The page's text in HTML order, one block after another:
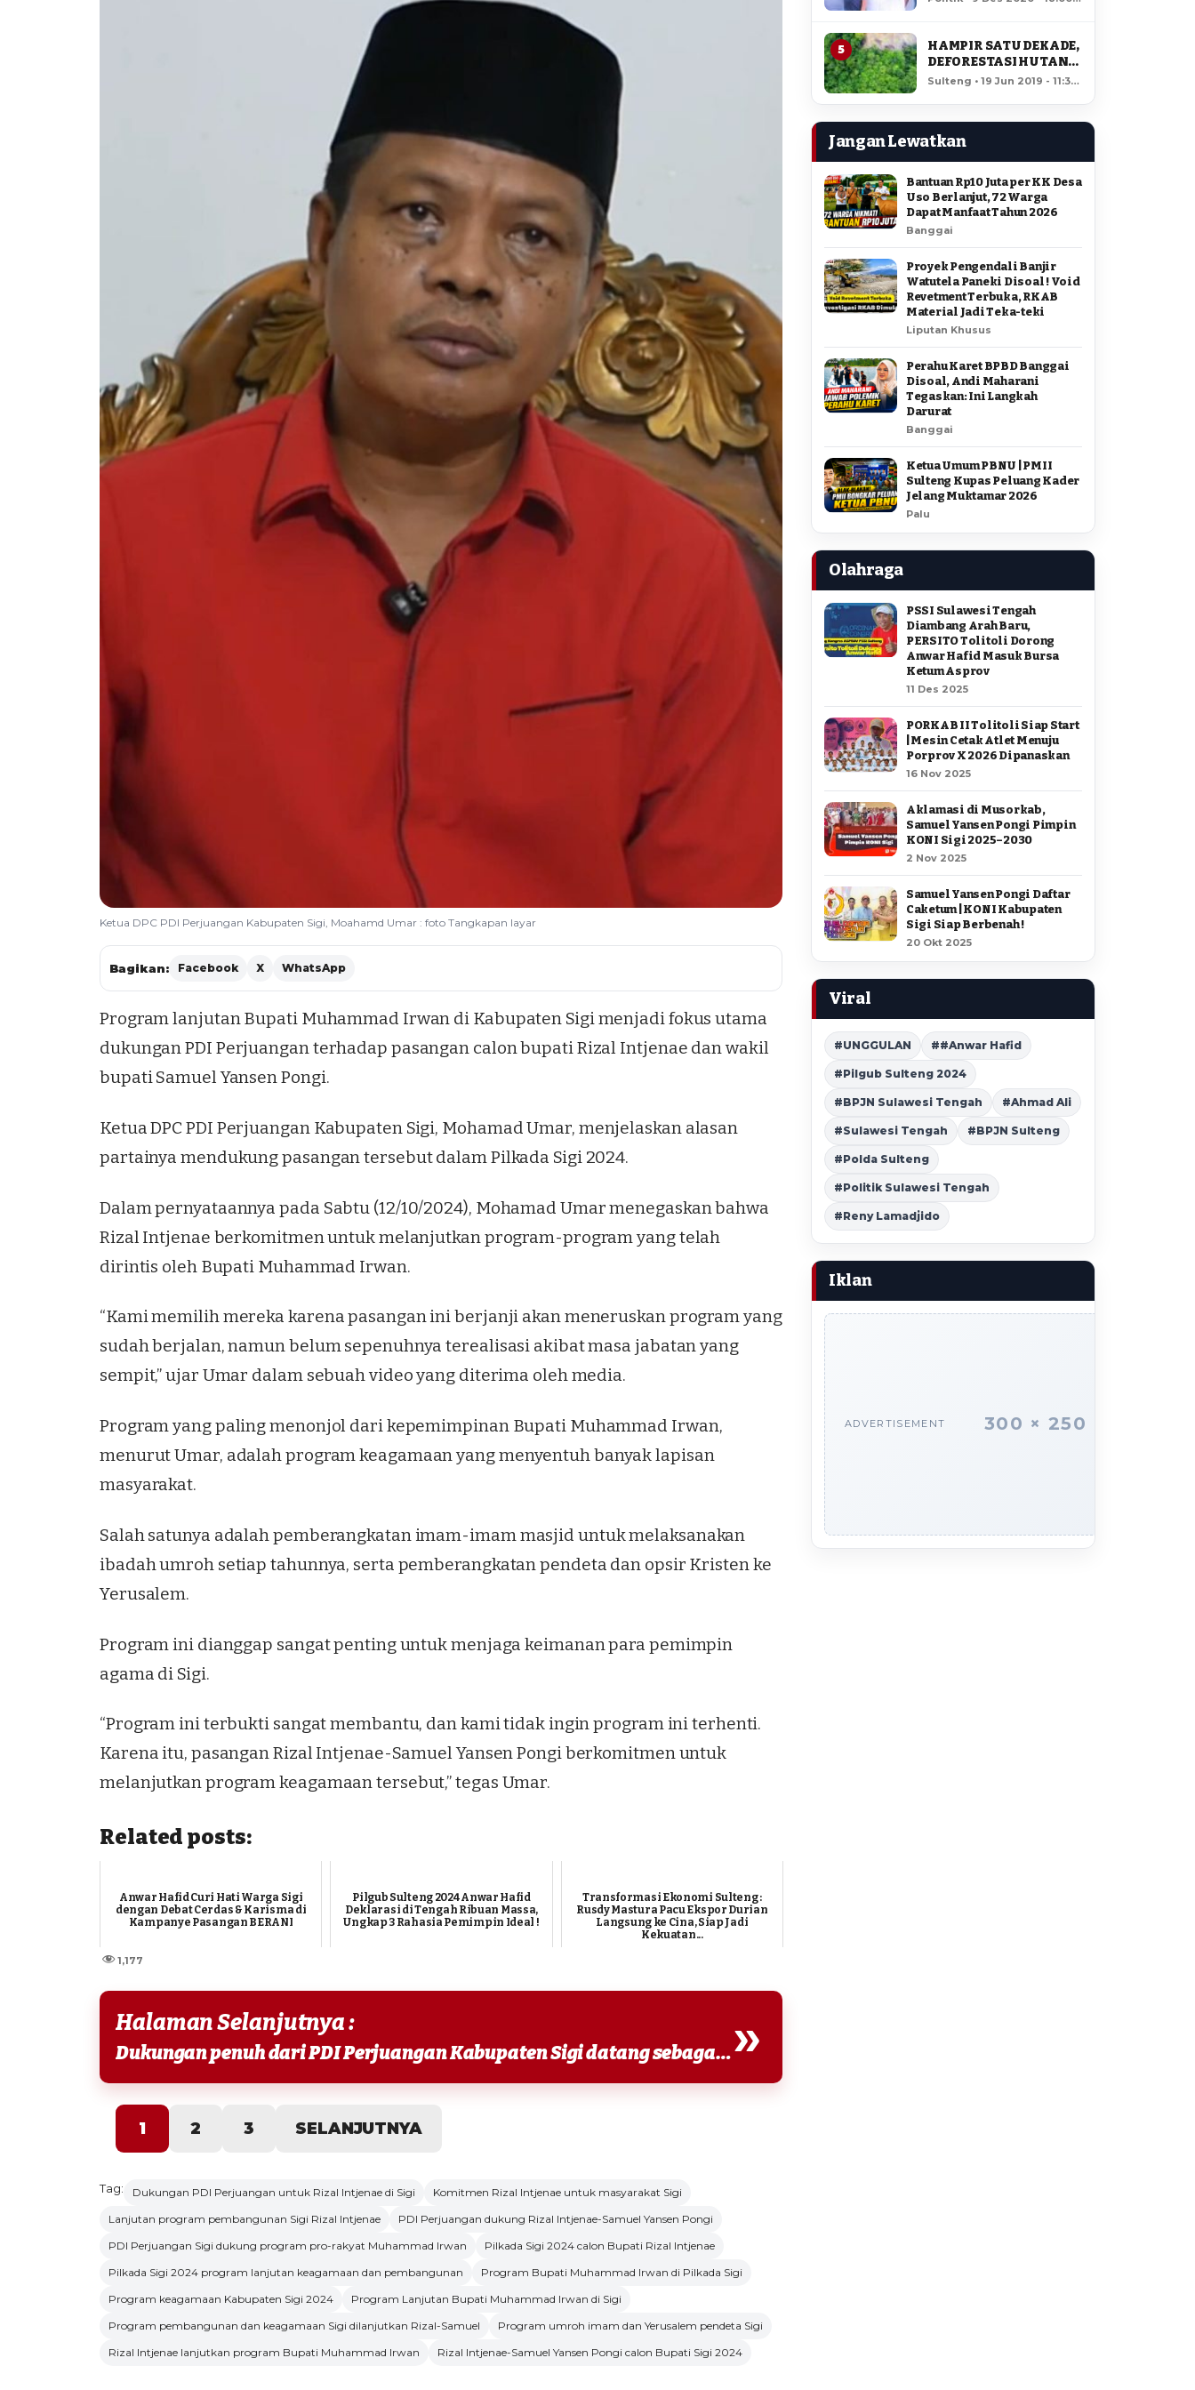
Ketua DPC PDI Perjuangan Kabupaten Sigi, Moahamd Umar : foto Tangkapan layar
Bagikan: Facebook X WhatsApp
Program lanjutan Bupati Muhammad Irwan di Kabupaten Sigi menjadi fokus utama
dukungan PDI Perjuangan terhadap pasangan calon bupati Rizal Intjenae dan wakil
bupati Samuel Yansen Pongi.
Ketua DPC PDI Perjuangan Kabupaten Sigi, Mohamad Umar, menjelaskan alasan
partainya mendukung pasangan tersebut dalamPilkada Sigi 2024.
Dalam pernyataannya pada Sabtu (12/10/2024), Mohamad Umar menegaskan bahwa
Rizal Intjenae berkomitmen untuk melanjutkan program-program yang telah
dirintis oleh Bupati Muhammad Irwan.
“Kami memilih mereka karena pasangan ini berjanji akan meneruskan program yang
sudah berjalan, namun belum sepenuhnya terealisasi akibat masa jabatan yang
sempit,” ujar Umar dalam sebuah video yang diterima oleh media.
Program yang paling menonjol dari kepemimpinan Bupati Muhammad Irwan,
menurut Umar, adalah program keagamaan yang menyentuh banyak lapisan
masyarakat.
Salah satunya adalah pemberangkatan imam-imam masjid untuk melaksanakan
ibadah umroh setiap tahunnya, serta pemberangkatan pendeta dan opsir Kristen ke
Yerusalem.
Program ini dianggap sangat penting untuk menjaga keimanan para pemimpin
agama di Sigi.
“Program ini terbukti sangat membantu, dan kami tidak ingin program ini terhenti.
Karena itu, pasangan Rizal Intjenae-Samuel Yansen Pongi berkomitmen untuk
melanjutkan program keagamaan tersebut,” tegas Umar.
Related posts:
Anwar Hafid Curi Hati Warga Sigi
dengan Debat Cerdas & Karisma di
Kampanye Pasangan BERANI
Pilgub Sulteng 2024 Anwar Hafid
Deklarasi di Tengah Ribuan Massa,
Ungkap 3 Rahasia Pemimpin Ideal !
Transformasi Ekonomi Sulteng :
Rusdy Mastura Pacu Ekspor Durian
Langsung ke Cina, Siap Jadi
Kekuatan...
1,177
Halaman Selanjutnya :
Dukungan penuh dari PDI Perjuangan Kabupaten Sigi datang sebagai bentuk keyakinan terhadap...»
1 2 3 SELANJUTNYA
Tag: Dukungan PDI Perjuangan untuk Rizal Intjenae di Sigi
Komitmen Rizal Intjenae untuk masyarakat Sigi
Lanjutan program pembangunan Sigi Rizal Intjenae
PDI Perjuangan dukung Rizal Intjenae-Samuel Yansen Pongi
PDI Perjuangan Sigi dukung program pro-rakyat Muhammad Irwan
Pilkada Sigi 2024 calon Bupati Rizal Intjenae
Pilkada Sigi 2024 program lanjutan keagamaan dan pembangunan
Program Bupati Muhammad Irwan di Pilkada Sigi
Program keagamaan Kabupaten Sigi 2024
Program Lanjutan Bupati Muhammad Irwan di Sigi
Program pembangunan dan keagamaan Sigi dilanjutkan Rizal-Samuel
Program umroh imam dan Yerusalem pendeta Sigi
Rizal Intjenae lanjutkan program Bupati Muhammad Irwan
Rizal Intjenae-Samuel Yansen Pongi calon Bupati Sigi 2024
5
HAMPIR SATU DEKADE,
DEFORESTASI HUTAN
LORE LINDU MENCAPAI
Sulteng • 19 Jun 2019 - 11:34
Jangan Lewatkan
Bantuan Rp10 Juta per KK Desa
Uso Berlanjut, 72 Warga
Dapat Manfaat Tahun 2026
Banggai
Proyek Pengendali Banjir
Watutela Paneki Disoal ! Void
Revetment Terbuka, RKAB
Material Jadi Teka-teki
Liputan Khusus
Perahu Karet BPBD Banggai
Disoal, Andi Maharani
Tegaskan: Ini Langkah
Darurat
Banggai
Ketua Umum PBNU | PMII
Sulteng Kupas Peluang Kader
Jelang Muktamar 2026
Palu
Olahraga
PSSI Sulawesi Tengah
Diambang Arah Baru,
PERSITO Tolitoli Dorong
Anwar Hafid Masuk Bursa
Ketum Asprov
11 Des 2025
PORKAB II Tolitoli Siap Start
| Mesin Cetak Atlet Menuju
Porprov X 2026 Dipanaskan
16 Nov 2025
Aklamasi di Musorkab,
Samuel Yansen Pongi Pimpin
KONI Sigi 2025–2030
2 Nov 2025
Samuel Yansen Pongi Daftar
Caketum | KONI Kabupaten
Sigi Siap Berbenah !
20 Okt 2025
Viral
#UNGGULAN ##Anwar Hafid
#Pilgub Sulteng 2024
#BPJN Sulawesi Tengah #Ahmad Ali
#Sulawesi Tengah #BPJN Sulteng
#Polda Sulteng
#Politik Sulawesi Tengah
#Reny Lamadjido
Iklan
ADVERTISEMENT 300 × 250